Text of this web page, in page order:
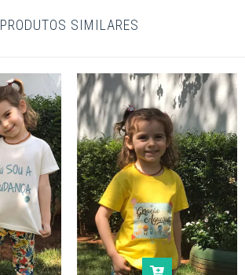
PRODUTOS SIMILARES